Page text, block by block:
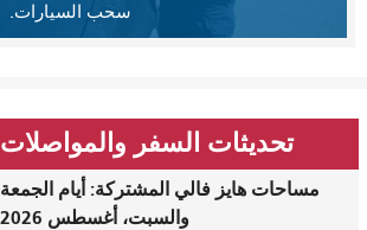
سحب السيارات.
تحديثات السفر والمواصلات
مساحات هايز فالي المشتركة: أيام الجمعة
والسبت، أغسطس 2026